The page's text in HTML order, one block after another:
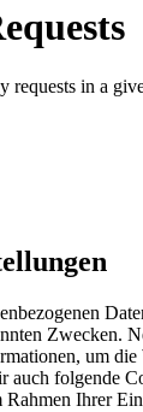
Zwecken.
um die
auch folgende
Rahmen Ihrer